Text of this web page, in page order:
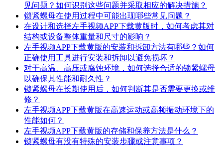
见问题？如何识别这些问题并采取相应的解决措施？
锁紧螺母在使用过程中可能出现哪些常见问题？
在设计和选择左手视频APP下载黄版时，如何考虑其对
结构或设备整体重量和尺寸的影响？
左手视频APP下载黄版的安装和拆卸方法有哪些？如何
正确使用工具进行安装和拆卸以避免损坏？
对于高温、高压或腐蚀环境，如何选择合适的锁紧螺母
以确保其性能和耐久性？
锁紧螺母在长期使用后，如何判断其是否需要更换或维
修？
左手视频APP下载黄版在高速运动或高频振动环境下的
性能如何？
左手视频APP下载黄版的存储和保养方法是什么？
锁紧螺母有没有特殊的安装步骤或注意事项？